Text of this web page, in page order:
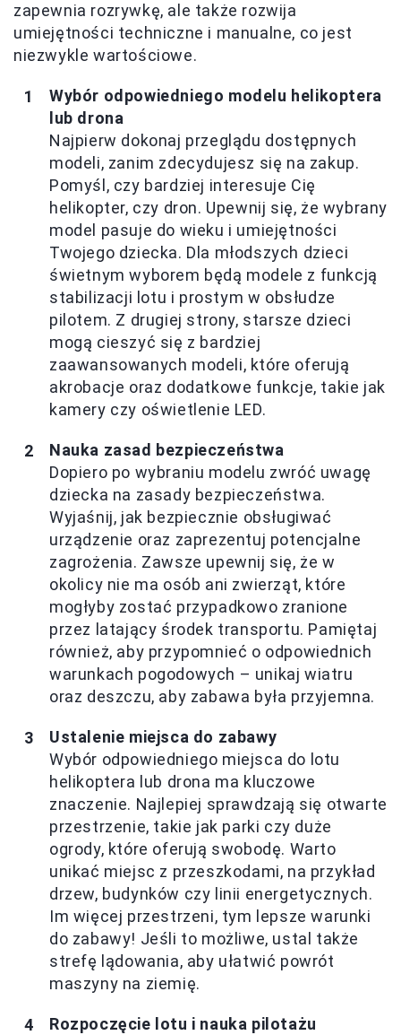
zapewnia rozrywkę, ale także rozwija
umiejętności techniczne i manualne, co jest
niezwykle wartościowe.
Wybór odpowiedniego modelu helikoptera
lub drona
Najpierw dokonaj przeglądu dostępnych
modeli, zanim zdecydujesz się na zakup.
Pomyśl, czy bardziej interesuje Cię
helikopter, czy dron. Upewnij się, że wybrany
model pasuje do wieku i umiejętności
Twojego dziecka. Dla młodszych dzieci
świetnym wyborem będą modele z funkcją
stabilizacji lotu i prostym w obsłudze
pilotem. Z drugiej strony, starsze dzieci
mogą cieszyć się z bardziej
zaawansowanych modeli, które oferują
akrobacje oraz dodatkowe funkcje, takie jak
kamery czy oświetlenie LED.
Nauka zasad bezpieczeństwa
Dopiero po wybraniu modelu zwróć uwagę
dziecka na zasady bezpieczeństwa.
Wyjaśnij, jak bezpiecznie obsługiwać
urządzenie oraz zaprezentuj potencjalne
zagrożenia. Zawsze upewnij się, że w
okolicy nie ma osób ani zwierząt, które
mogłyby zostać przypadkowo zranione
przez latający środek transportu. Pamiętaj
również, aby przypomnieć o odpowiednich
warunkach pogodowych – unikaj wiatru
oraz deszczu, aby zabawa była przyjemna.
Ustalenie miejsca do zabawy
Wybór odpowiedniego miejsca do lotu
helikoptera lub drona ma kluczowe
znaczenie. Najlepiej sprawdzają się otwarte
przestrzenie, takie jak parki czy duże
ogrody, które oferują swobodę. Warto
unikać miejsc z przeszkodami, na przykład
drzew, budynków czy linii energetycznych.
Im więcej przestrzeni, tym lepsze warunki
do zabawy! Jeśli to możliwe, ustal także
strefę lądowania, aby ułatwić powrót
maszyny na ziemię.
Rozpoczęcie lotu i nauka pilotażu